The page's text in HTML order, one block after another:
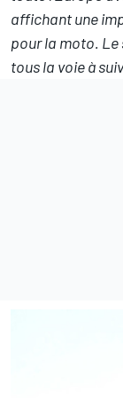
affichant une
pour la moto.
tous la voie à